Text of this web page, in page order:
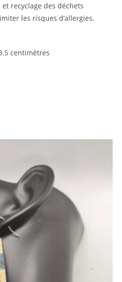
recyclage des déchets
les risques d’allergies.
centimètres